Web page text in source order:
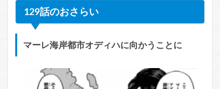
129話のおさらい
マーレ海岸都市オディハに向かうことに